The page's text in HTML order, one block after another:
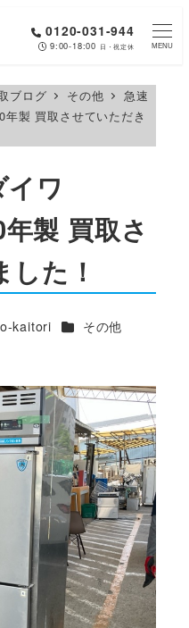
0120-031-944
9:00-18:00 日・祝定休 MENU
ブログ その他
急速
買取させていただき
イワ
製 買取さ
た！
kaitori カテゴリー
その他